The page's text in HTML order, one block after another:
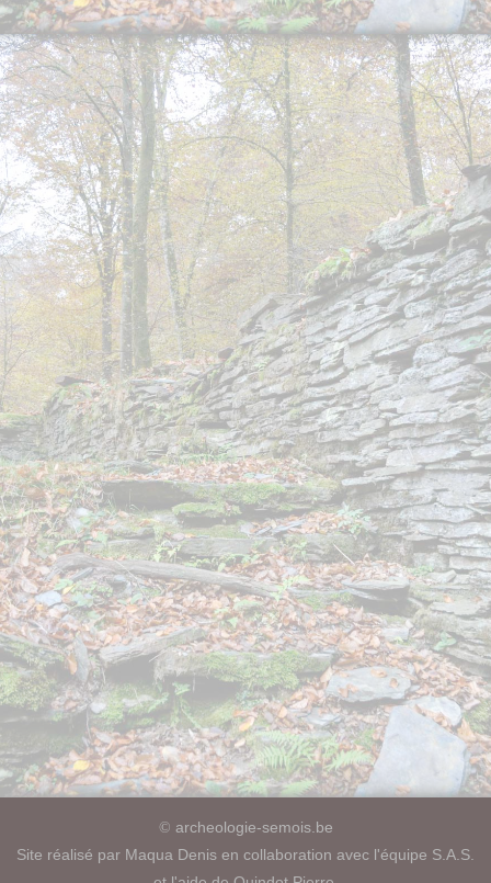
© archeologie-semois.be
Site réalisé par Maqua Denis en collaboration avec l'équipe S.A.S.